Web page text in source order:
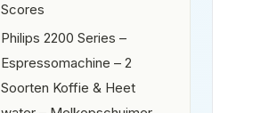
Scores
Philips 2200 Series –
Espressomachine – 2
Soorten Koffie & Heet